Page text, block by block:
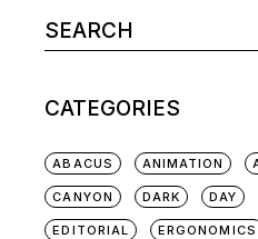
CATEGORIES
ABACUS ANIMATION
CANYON DARK DAY
EDITORIAL ERGONOMICS